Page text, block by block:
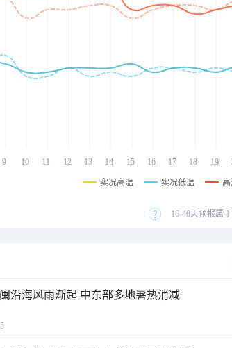
9 10 11 12 13 14 15 16 17 18 19
实况高温 实况低温
16-40天预报属
沿海风雨渐起 中东部多地暑热消减